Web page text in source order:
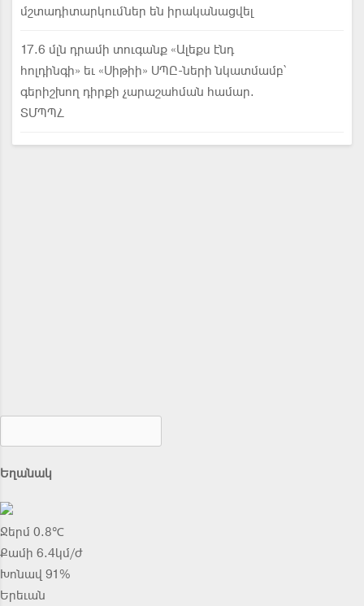
մշտադիտարկումներ են իրականացվել
17.6 մլն դրամի տուգանք «Ալեքս էնդ
հոլդինգի» եւ «Սիթիի» ՍՊԸ-ների նկատմամբ՝
գերիշխող դիրքի չարաշահման համար.
ՏՄՊՊՀ
Եղանակ
Ջերմ 0.8℃
Քամի 6.4կմ/ժ
Խոնավ 91%
Երեւան